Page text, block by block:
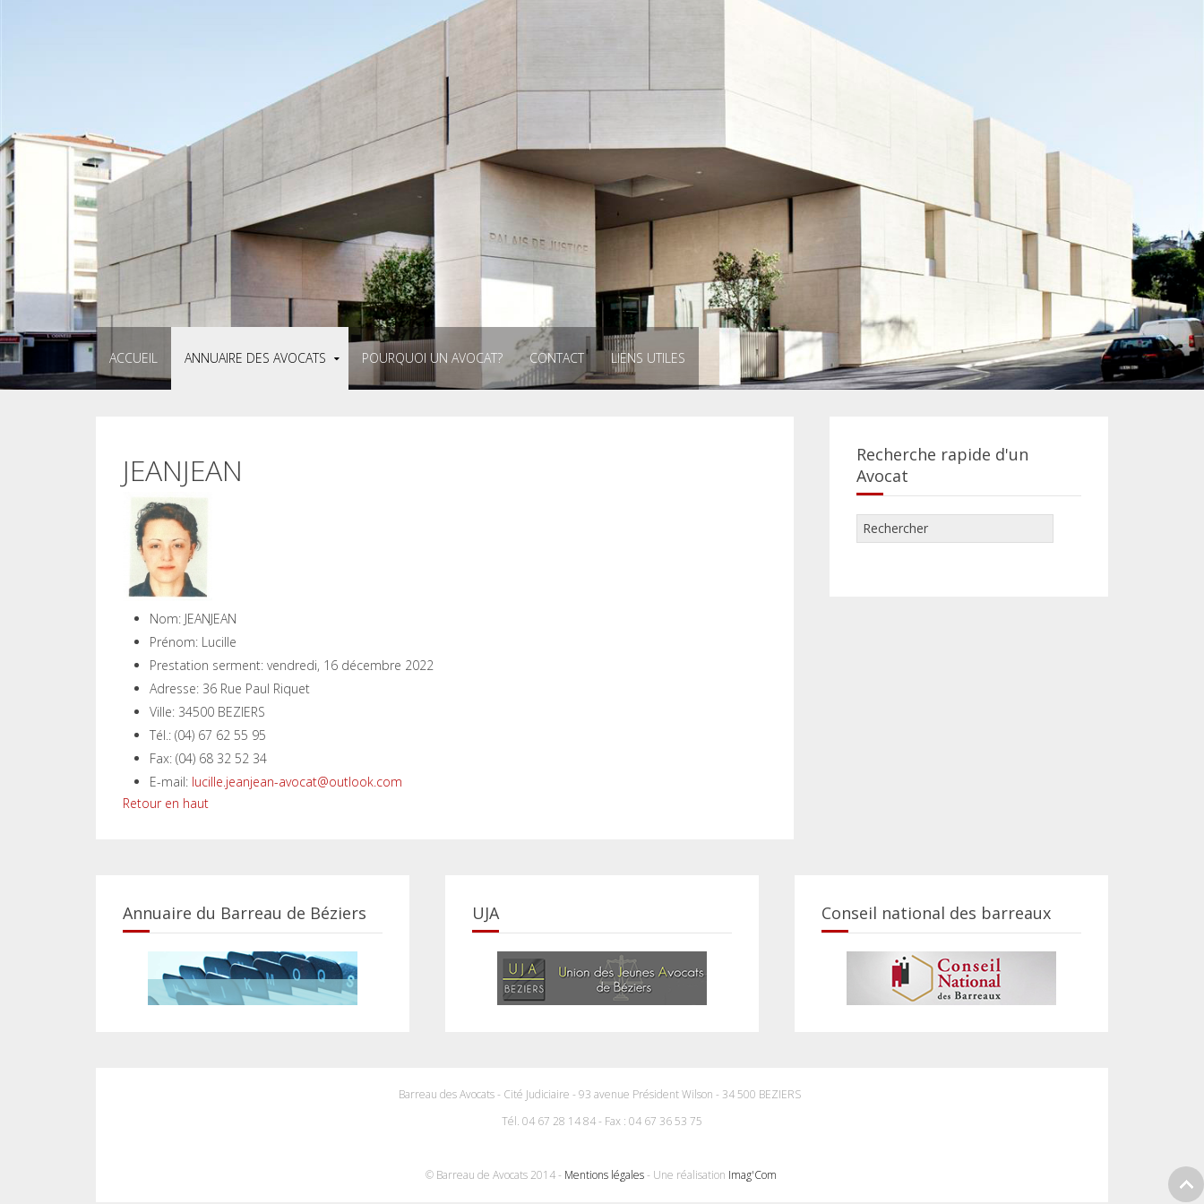
ACCUEIL ANNUAIRE DES AVOCATS POURQUOI UN AVOCAT? CONTACT LIENS UTILES
JEANJEAN
Nom: JEANJEAN
Prénom: Lucille
Prestation serment: vendredi, 16 décembre 2022
Adresse: 36 Rue Paul Riquet
Ville: 34500 BEZIERS
Tél.: (04) 67 62 55 95
Fax: (04) 68 32 52 34
E-mail: lucille.jeanjean-avocat@outlook.com
Retour en haut
Recherche rapide d'un
Avocat
Annuaire du Barreau de Béziers UJA Conseil national des barreaux
Barreau des Avocats - Cité Judiciaire - 93 avenue Président Wilson - 34 500 BEZIERS
Tél. 04 67 28 14 84 - Fax : 04 67 36 53 75
© Barreau de Avocats 2014 - Mentions légales- Une réalisation Imag'Com